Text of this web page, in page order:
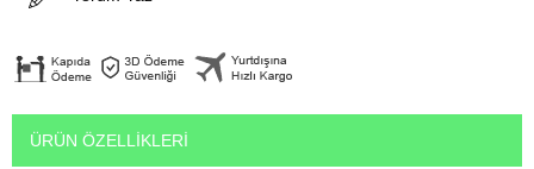
ÜRÜN ÖZELLIKLERI